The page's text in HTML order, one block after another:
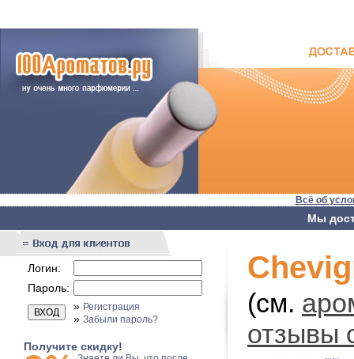
Всё об
Мы
Логин:
Пароль:
» Регистрация
» Забыли пароль?
Получите скидку!
(см.
отзывы